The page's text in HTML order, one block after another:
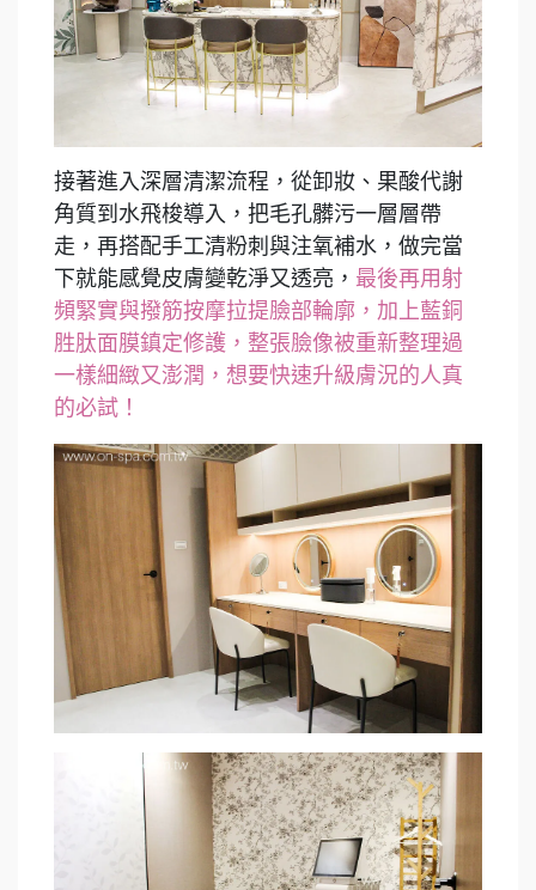
接著進入深層清潔流程，從卸妝、果酸代謝
角質到水飛梭導入，把毛孔髒污一層層帶
走，再搭配手工清粉刺與注氧補水，做完當
下就能感覺皮膚變乾淨又透亮， 最後再用射
頻緊實與撥筋按摩拉提臉部輪廓，加上藍銅
胜肽面膜鎮定修護，整張臉像被重新整理過
一樣細緻又澎潤，想要快速升級膚況的人真
的必試！